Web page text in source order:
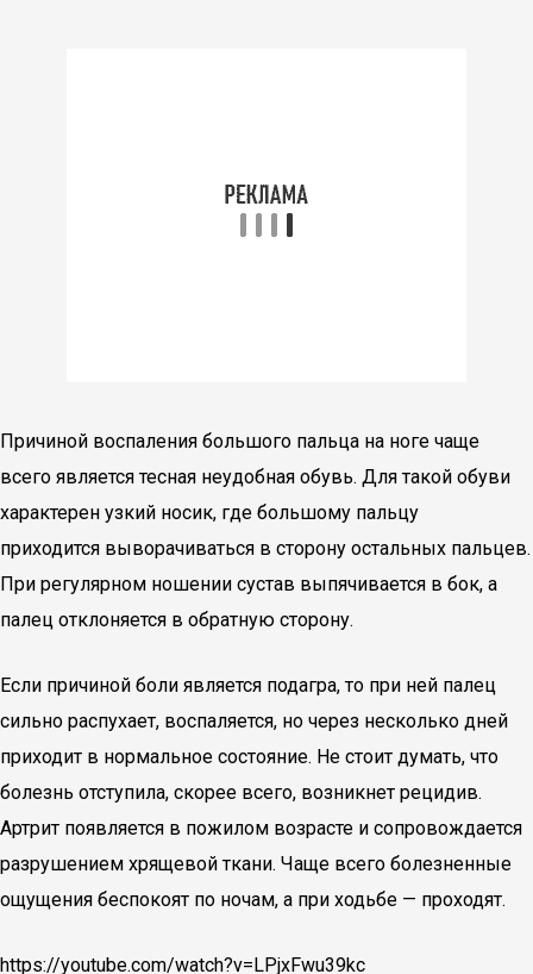
Причиной воспаления большого пальца на ноге чаще
всего является тесная неудобная обувь. Для такой обуви
характерен узкий носик, где большому пальцу
приходится выворачиваться в сторону остальных пальцев.
При регулярном ношении сустав выпячивается в бок, а
палец отклоняется в обратную сторону.
Если причиной боли является подагра, то при ней палец
сильно распухает, воспаляется, но через несколько дней
приходит в нормальное состояние. Не стоит думать, что
болезнь отступила, скорее всего, возникнет рецидив.
Артрит появляется в пожилом возрасте и сопровождается
разрушением хрящевой ткани. Чаще всего болезненные
ощущения беспокоят по ночам, а при ходьбе — проходят.
https://youtube.com/watch?v=LPjxFwu39kc